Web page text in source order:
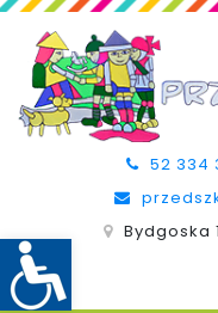
52 334
Bydgoska